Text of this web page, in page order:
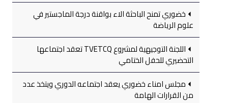
خضوري تمنح الباحثة الاء بواقنة درجة الماجستير في
علوم الرياضة
اللجنة التوجيهية لمشروع TVETCQ تعقد اجتماعها
التحضيري للحفل الختامي
مجلس امناء خضوري يعقد اجتماعه الدوري ويتخذ عدد
من القرارات الهامة